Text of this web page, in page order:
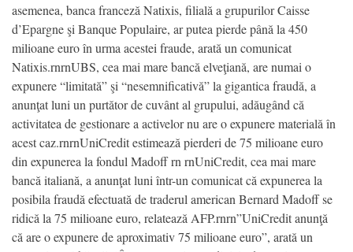
asemenea, banca franceză Natixis, filială a grupurilor Caisse
d’Epargne şi Banque Populaire, ar putea pierde până la 450
milioane euro în urma acestei fraude, arată un comunicat
Natixis.rnrnUBS, cea mai mare bancă elveţiană, are numai o
expunere “limitată” şi “nesemnificativă” la gigantica fraudă, a
anunţat luni un purtător de cuvânt al grupului, adăugând că
activitatea de gestionare a activelor nu are o expunere materială în
acest caz.rnrnUniCredit estimează pierderi de 75 milioane euro
din expunerea la fondul Madoff rn rnUniCredit, cea mai mare
bancă italiană, a anunţat luni într-un comunicat că expunerea la
posibila fraudă efectuată de traderul american Bernard Madoff se
ridică la 75 milioane euro, relatează AFP.rnrn”UniCredit anunţă
că are o expunere de aproximativ 75 milioane euro”, arată un